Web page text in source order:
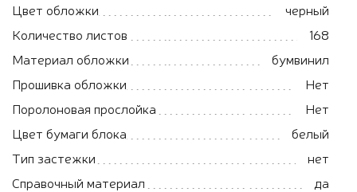
Цвет обложки
черный
Количество листов
168
Материал обложки
бумвинил
Прошивка обложки
Нет
Поролоновая прослойка
Нет
Цвет бумаги блока
белый
Тип застежки
нет
Справочный материал
да